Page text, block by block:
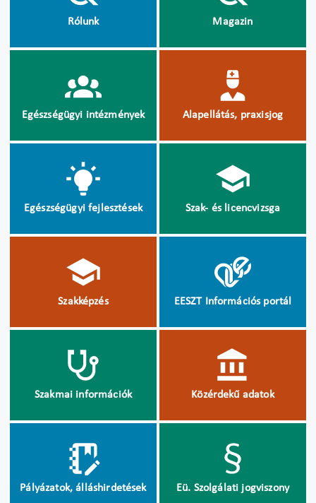
Rólunk Magazin
Egészségügyi intézmények Alapellátás, praxisjog
Egészségügyi fejlesztések Szak- és licencvizsga
Szakképzés EESZT Információs portál
Szakmai információk Közérdekű adatok
Pályázatok, álláshirdetések Eü. Szolgálati jogviszony